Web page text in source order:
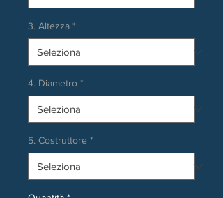
3. Altezza *
4. Diametro *
5. Costruttore *